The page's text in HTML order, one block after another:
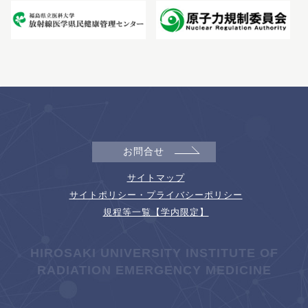
お問合せ
サイトマップ
サイトポリシー・プライバシーポリシー
規程等一覧【学内限定】
HIROSAKI UNIVERSITY INSTITUTE OF
RADIATION EMERGENCY MEDICINE